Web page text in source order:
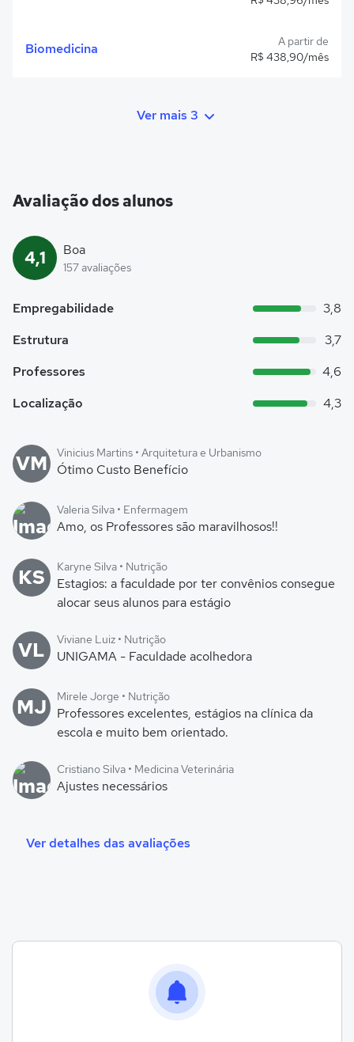
Biomedicina
A partir de
R$ 438,90/mês
Ver mais 3
Avaliação dos alunos
4,1 Boa
157 avaliações
Empregabilidade
3,8
Estrutura
3,7
Professores
4,6
Localização
4,3
VM Vinicius Martins • Arquitetura e Urbanismo
Ótimo Custo Benefício
Valeria Silva • Enfermagem
Amo, os Professores são maravilhosos!!
KS Karyne Silva • Nutrição
Estagios: a faculdade por ter convênios consegue
alocar seus alunos para estágio
VL Viviane Luiz • Nutrição
UNIGAMA - Faculdade acolhedora
MJ Mirele Jorge • Nutrição
Professores excelentes, estágios na clínica da
escola e muito bem orientado.
Cristiano Silva • Medicina Veterinária
Ajustes necessários
Ver detalhes das avaliações